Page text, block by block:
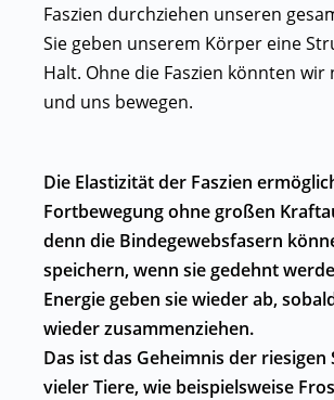
Faszien durchziehen unseren
Sie geben unserem Körper eine
Halt. Ohne die Faszien könnten wir
und uns bewegen.
Die Elastizität der Faszien
Fortbewegung ohne großen
denn die Bindegewebsfasern
speichern, wenn sie gedehnt
Energie geben sie wieder ab,
wieder zusammenziehen.
Das ist das Geheimnis der
vieler Tiere, wie beispielsweise